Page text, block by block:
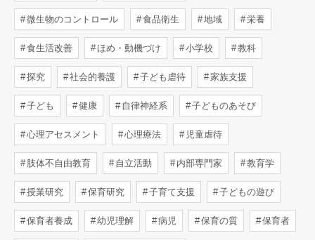
微生物のコントロール 食品衛生 地域 栄養
食生活改善 ほめ・動機づけ 小学校 教科
探究 社会的養護 子ども虐待 家族支援
子ども 健康 自律神経系 子どものあそび
心理アセスメント 心理療法 児童虐待
肢体不自由教育 自立活動 内部専門家 教育学
授業研究 保育研究 子育て支援 子どもの遊び
保育者養成 幼児理解 病児 保育の質 保育者